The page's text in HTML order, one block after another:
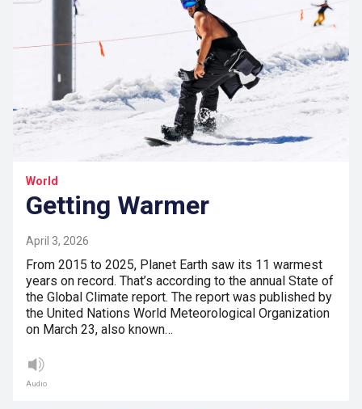
World
Getting Warmer
April 3, 2026
From 2015 to 2025, Planet Earth saw its 11 warmest
years on record. That’s according to the annual State of
the Global Climate report. The report was published by
the United Nations World Meteorological Organization
on March 23, also known…
Audio